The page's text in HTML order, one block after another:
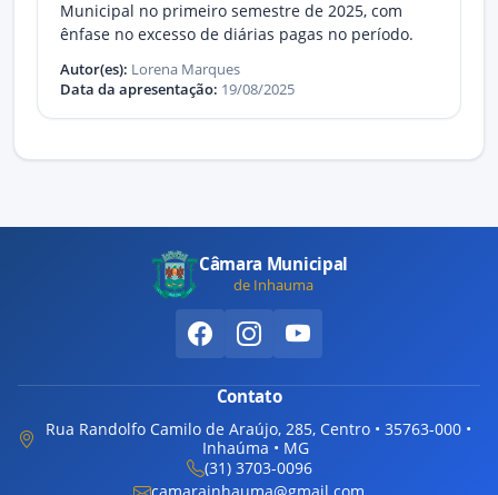
Municipal no primeiro semestre de 2025, com
ênfase no excesso de diárias pagas no período.
Autor(es): Lorena Marques
Data da apresentação: 19/08/2025
Câmara Municipal
de Inhauma
Contato
Rua Randolfo Camilo de Araújo, 285, Centro • 35763-000 •
Inhaúma • MG
(31) 3703-0096